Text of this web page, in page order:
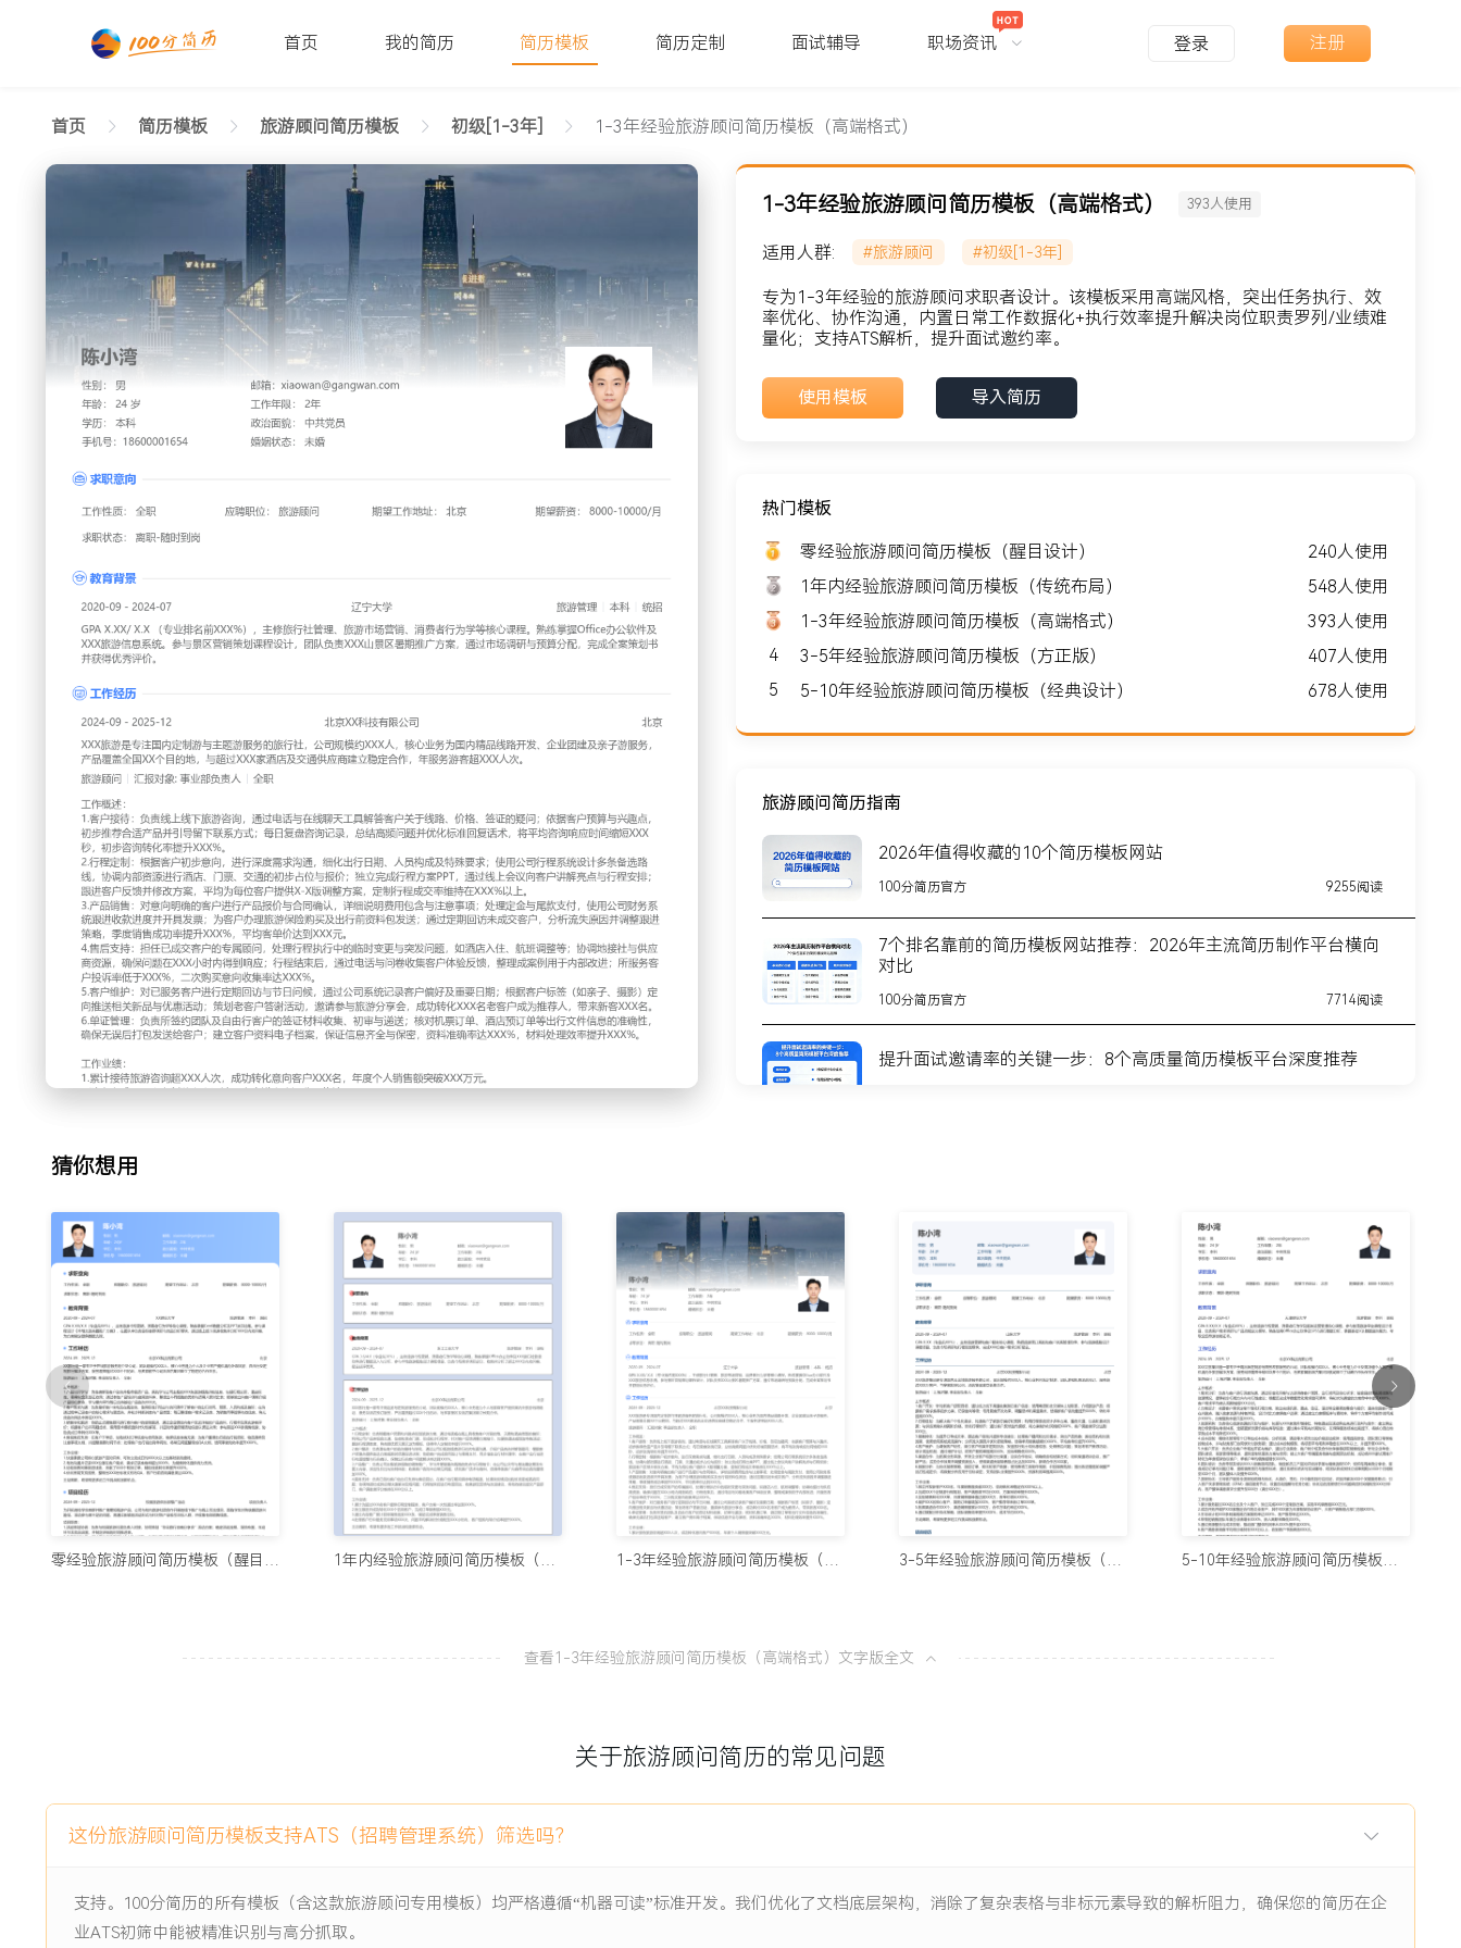
首页 我的简历 简历模板 简历定制 面试辅导 职场资讯 登录 注册
首页 简历模板 旅游顾问简历模板 初级[1-3年] 1-3年经验旅游顾问简历模板（高端格式）
正在查看1-3年经验旅游顾问简历模板（高端格式）文字版
陈小湾
性别: 男年龄: 26 婚姻状态: 未婚工作年限: 4年
邮箱: xiaowan@gangwan.com电话号码: 18600001654
求职意向
工作经历
2024-09 -2025-12
XXX旅游是专注国内定制游与主题游服务的旅行社，公司规模约XXX人，核心业务为国内
精品线路开发、企业团建及亲子游服务，产品覆盖全国XX个目的地，与超过XXX家酒店及
交通供应商建立稳定合作，年服务游客超XXX人次。
旅游顾问
工作概述：
1.客户接待：负责线上线下旅游咨询，通过电话与在线聊天工具解答客户关于线路、价
格、签证的疑问；依据客户预算与兴趣点，初步推荐合适产品并引导留下联系方式；每日
复盘咨询记录，总结高频问题并优化标准回复话术，将平均咨询响应时间缩短XXX秒，初
步咨询转化率提升XXX%。
2.行程定制：根据客户初步意向，进行深度需求沟通，细化出行日期、人员构成及特殊要
求；使用公司行程系统设计多条备选路线，协调内部资源进行酒店、门票、交通的初步占
位与报价；独立完成行程方案PPT，通过线上会议向客户讲解亮点与行程安排；跟进客户
反馈并修改方案，平均为每位客户提供X-X版调整方案，定制行程成交率维持在XXX%以
上。
保险购买及出行前资料包发送；通过定期回访未成交客户，分析流失原因并调整跟进策
4.售后支持：担任已成交客户的专属顾问，处理行程执行中的临时变更与突发问题，如酒
店入住、航班调整等；协调地接社与供应商资源，确保问题在XXX小时内得到响应；行程
结束后，通过电话与问卷收集客户体验反馈，整理成案例用于内部改进；所服务客户投诉
率低于XXX%，二次购买意向收集率达XXX%。
5.客户维护：对已服务客户进行定期回访与节日问候，通过公司系统记录客户偏好及重要
日期；根据客户标签（如亲子、摄影）定向推送相关新品与优惠活动；策划老客户答谢活
动，邀请参与旅游分享会，成功转化XXX名老客户成为推荐人，带来新客XXX名。
6.单证管理：负责所签约团队及自由行客户的签证材料收集、初审与递送；核对机票订
单、酒店预订单等出行文件信息的准确性，确保无误后打包发送给客户；建立客户资料电
子档案，保证信息齐全与保密，资料准确率达XXX%，材料处理效率提升XXX%。
工作业绩：
1.累计接待旅游咨询超XXX人次，成功转化意向客户XXX名，年度个人销售额突破XXX万
3.管理XXX名长期活跃客户，通过维护实现客户复购率XXX%，转介绍新客XXX名。
项目经历
2024-09 - 2025-12
暑期亲子游产品线拓展与销售
项目负责人
1-3年经验旅游顾问简历模板（高端格式） 393人使用
适用人群: #旅游顾问 #初级[1-3年]
专为1-3年经验的旅游顾问求职者设计。该模板采用高端风格，突出任务执行、效
率优化、协作沟通，内置日常工作数据化+执行效率提升解决岗位职责罗列/业绩难
量化；支持ATS解析，提升面试邀约率。
使用模板 导入简历
热门模板
零经验旅游顾问简历模板（醒目设计）
240人使用
1年内经验旅游顾问简历模板（传统布局）
548人使用
1-3年经验旅游顾问简历模板（高端格式）
393人使用
4
3-5年经验旅游顾问简历模板（方正版）
407人使用
5
5-10年经验旅游顾问简历模板（经典设计） 678人使用
旅游顾问简历指南
2026年值得收藏的10个简历模板网站
100分简历官方 9255阅读
7个排名靠前的简历模板网站推荐：2026年主流简历制作平台横向
对比
100分简历官方 7714阅读
提升面试邀请率的关键一步：8个高质量简历模板平台深度推荐
不会写简历？这8个高质量简历模板网站，帮你轻松迈出求职第一
100分简历官方 9915阅读
你的简历为什么总是被筛掉？试试这6个在线简历制作网站
100分简历官方 7354阅读
10个值得试用的制作简历网站与在线简历工具推荐（2026）
100分简历官方 5678阅读
8款AI简历生成工具实测：从智能制作到优化，国内外精选推荐
100分简历官方 9484阅读
猜你想用
查看1-3年经验旅游顾问简历模板（高端格式）文字版全文
关于旅游顾问简历的常见问题
这份旅游顾问简历模板支持ATS（招聘管理系统）筛选吗？
支持。100分简历的所有模板（含这款旅游顾问专用模板）均严格遵循“机器可读”标准开发。我们优化了文档底层架构，消除了复杂表格与非标元素导致的解析阻力，确保您的简历在企
业ATS初筛中能被精准识别与高分抓取。